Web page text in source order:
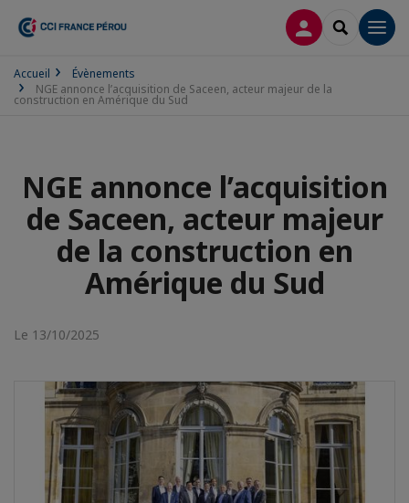
CONNEXION
Accueil
Évènements
NGE annonce l’acquisition de Saceen, acteur majeur de la
construction en Amérique du Sud
NGE annonce l’acquisition
de Saceen, acteur majeur
de la construction en
Amérique du Sud
Le 13/10/2025